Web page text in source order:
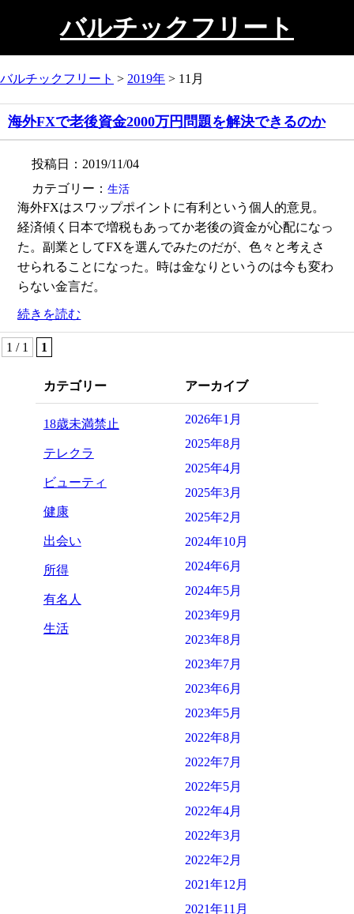
バルチックフリート
バルチックフリート > 2019年 > 11月
海外FXで老後資金2000万円問題を解決できるのか
投稿日：2019/11/04
カテゴリー： 生活
海外FXはスワップポイントに有利という個人的意見。
経済傾く日本で増税もあってか老後の資金が心配になっ
た。副業としてFXを選んでみたのだが、色々と考えさ
せられることになった。時は金なりというのは今も変わ
らない金言だ。
続きを読む
1 / 1 1
カテゴリー
18歳未満禁止
テレクラ
ビューティ
健康
出会い
所得
有名人
生活
アーカイブ
2026年1月
2025年8月
2025年4月
2025年3月
2025年2月
2024年10月
2024年6月
2024年5月
2023年9月
2023年8月
2023年7月
2023年6月
2023年5月
2022年8月
2022年7月
2022年5月
2022年4月
2022年3月
2022年2月
2021年12月
2021年11月